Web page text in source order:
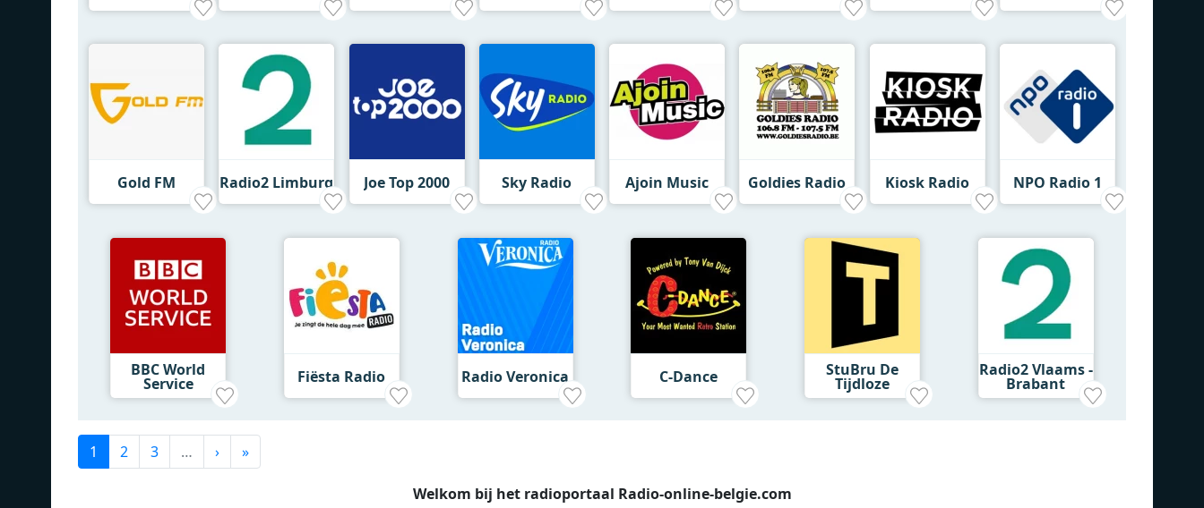
Gold FM Radio2 Limburg Joe Top 2000 Sky Radio Ajoin Music Goldies Radio Kiosk Radio NPO Radio 1
BBC World
Service Fiësta Radio Radio Veronica C-Dance StuBru De
Tijdloze
Radio2 Vlaams -
Brabant
1 2 3 … › »
Welkom bij het radioportaal Radio-online-belgie.com